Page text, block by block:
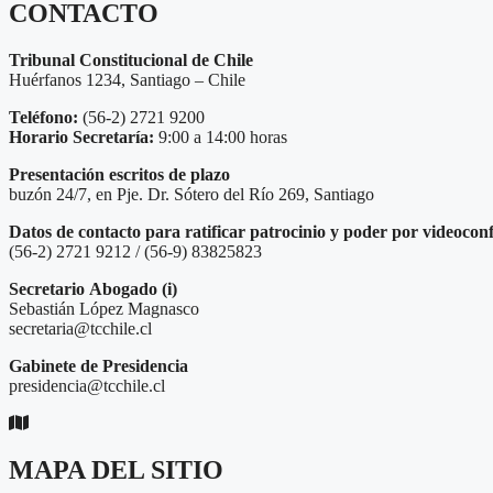
CONTACTO
Tribunal Constitucional de Chile
Huérfanos 1234, Santiago – Chile
Teléfono: (56-2) 2721 9200
Horario Secretaría: 9:00 a 14:00 horas
Presentación escritos de plazo
buzón 24/7, en Pje. Dr. Sótero del Río 269, Santiago
Datos de contacto para ratificar patrocinio y poder por
(56-2) 2721 9212 / (56-9) 83825823
Secretario Abogado (i)
Sebastián López Magnasco
secretaria@tcchile.cl
Gabinete de Presidencia
presidencia@tcchile.cl
MAPA DEL SITIO